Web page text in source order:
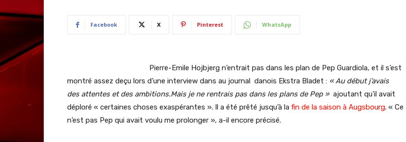
Facebook X Pinterest WhatsApp
Pierre-Emile Hojbjerg n’entrait pas dans les plan de Pep Guardiola, et il s’est
montré assez deçu lors d’une interview dans au journal danois Ekstra Bladet : « Au début j’avais
des attentes et des ambitions.Mais je ne rentrais pas dans les plans de Pep » ajoutant qu’il avait
déploré « certaines choses exaspérantes ». Il a été prêté jusqu’à la fin de la saison à Augsbourg. « Ce
n’est pas Pep qui avait voulu me prolonger », a-il encore précisé.